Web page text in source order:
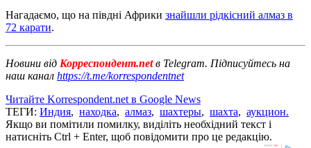
Нагадаємо, що на півдні Африки знайшли рідкісний алмаз в
72 карати.
Новини від Корреспондент.netв Telegram. Підписуйтесь на
наш канал https://t.me/korrespondentnet
Читайте Korrespondent.net в Google News
ТЕГИ: Индия, находка, алмаз, шахтеры, шахта, аукцион.
Якщо ви помітили помилку, виділіть необхідний текст і
натисніть Ctrl + Enter, щоб повідомити про це редакцію.